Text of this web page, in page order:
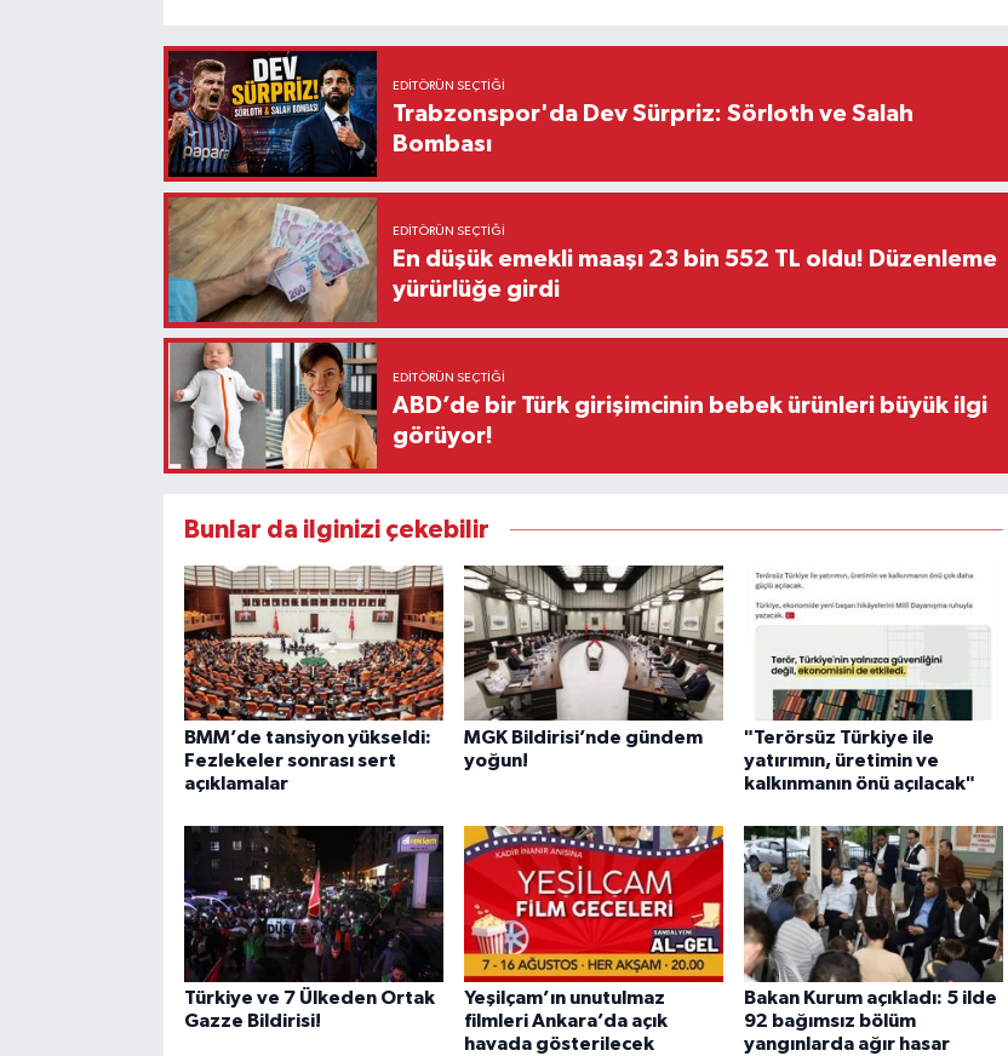
EDITÖRÜN SEÇTIĞI
Trabzonspor'da Dev Sürpriz: Sörloth ve Salah
Bombası
EDITÖRÜN SEÇTIĞI
En düşük emekli maaşı 23 bin 552 TL oldu! Düzenleme
yürürlüğe girdi
EDITÖRÜN SEÇTIĞI
ABD’de bir Türk girişimcinin bebek ürünleri büyük ilgi
görüyor!
Bunlar da ilginizi çekebilir
BMM’de tansiyon yükseldi:
Fezlekeler sonrası sert
açıklamalar
MGK Bildirisi’nde gündem
yoğun!
"Terörsüz Türkiye ile
yatırımın, üretimin ve
kalkınmanın önü açılacak"
Türkiye ve 7 Ülkeden Ortak
Gazze Bildirisi!
Yeşilçam’ın unutulmaz
filmleri Ankara’da açık
havada gösterilecek
Bakan Kurum açıkladı: 5 ilde
92 bağımsız bölüm
yangınlarda ağır hasar